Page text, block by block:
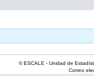
© ESCALE - Unidad de
Correo